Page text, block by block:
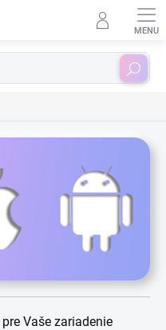
Hľadať
pre Vaše zariadenie